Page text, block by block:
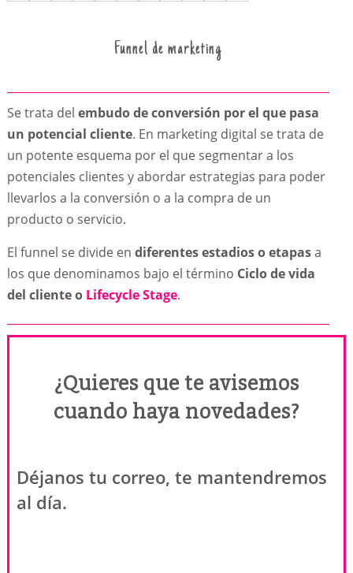
Funnel de marketing
Se trata del embudo de conversión por el que pasa
un potencial cliente. En marketing digital se trata de
un potente esquema por el que segmentar a los
potenciales clientes y abordar estrategias para poder
llevarlos a la conversión o a la compra de un
producto o servicio.
El funnel se divide en diferentes estadios o etapasa
los que denominamos bajo el término Ciclo de vida
del cliente o Lifecycle Stage.
¿Quieres que te avisemos
cuando haya novedades?
Déjanos tu correo, te mantendremos
al día.